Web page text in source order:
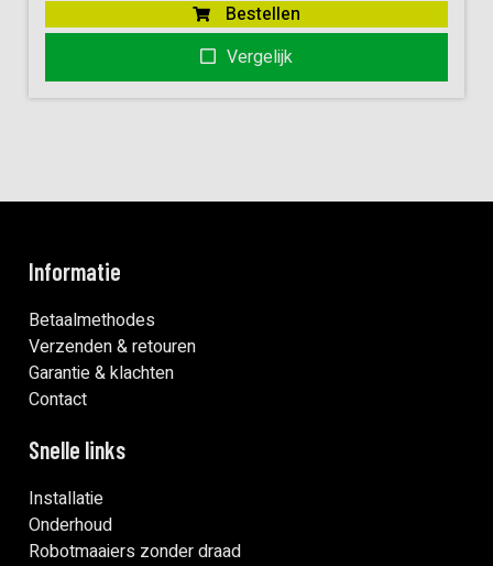
Bestellen
Vergelijk
Informatie
Betaalmethodes
Verzenden & retouren
Garantie & klachten
Contact
Snelle links
Installatie
Onderhoud
Robotmaaiers zonder draad